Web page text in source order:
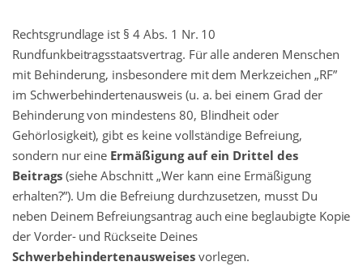
Rechtsgrundlage ist § 4 Abs. 1 Nr. 10
Rundfunkbeitragsstaatsvertrag. Für alle anderen Menschen
mit Behinderung, insbesondere mit dem Merkzeichen „RF”
im Schwerbehindertenausweis (u. a. bei einem Grad der
Behinderung von mindestens 80, Blindheit oder
Gehörlosigkeit), gibt es keine vollständige Befreiung,
sondern nur eine Ermäßigung auf ein Drittel des
Beitrags(siehe Abschnitt „Wer kann eine Ermäßigung
erhalten?”). Um die Befreiung durchzusetzen, musst Du
neben Deinem Befreiungsantrag auch eine beglaubigte Kopie
der Vorder- und Rückseite Deines
Schwerbehindertenausweisesvorlegen.